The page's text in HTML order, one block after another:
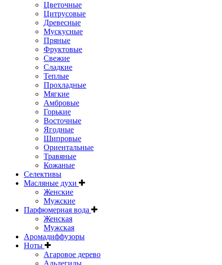
Цветочные
Цитрусовые
Древесные
Мускусные
Пряные
Фруктовые
Свежие
Сладкие
Теплые
Прохладные
Мягкие
Амбровые
Горькие
Восточные
Ягодные
Шипровые
Ориентальные
Травяные
Кожаные
Селективы
Масляные духи
Женские
Мужские
Парфюмерная вода
Женская
Мужская
Аромадиффузоры
Ноты
Агаровое дерево
Альдегиды